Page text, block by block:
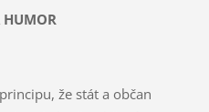
že stát a občan